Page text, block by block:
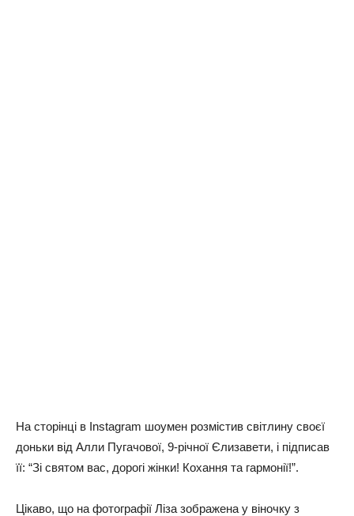
На сторінці в Instagram шоумен розмістив світлину своєї
доньки від Алли Пугачової, 9-річної Єлизавети, і підписав
її: “Зі святом вас, дорогі жінки! Кохання та гармонії!”.
Цікаво, що на фотографії Ліза зображена у віночку з